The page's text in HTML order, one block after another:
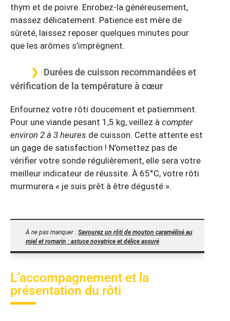
thym et de poivre. Enrobez-la généreusement,
massez délicatement. Patience est mère de
sûreté, laissez reposer quelques minutes pour
que les arômes s’imprègnent.
Durées de cuisson recommandées et
vérification de la température à cœur
Enfournez votre rôti doucement et patiemment.
Pour une viande pesant 1,5 kg, veillez à compter
environ 2 à 3 heures de cuisson. Cette attente est
un gage de satisfaction ! N’omettez pas de
vérifier votre sonde régulièrement, elle sera votre
meilleur indicateur de réussite. À 65°C, votre rôti
murmurera « je suis prêt à être dégusté ».
À ne pas manquer : Savourez un rôti de mouton caramélisé au
miel et romarin : astuce novatrice et délice assuré
L’accompagnement et la
présentation du rôti